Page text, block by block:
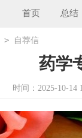
首页 总结
> 自荐信
药学
时间：2025-10-14